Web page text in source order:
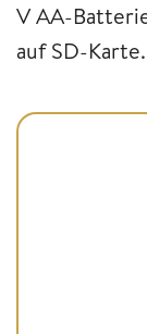
V AA-
auf SD-Karte.